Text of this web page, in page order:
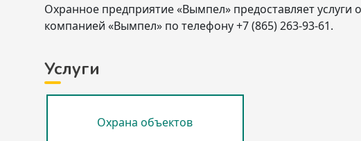
Охранное предприятие «Вымпел» предоставляет
компанией «Вымпел» по телефону +7 (865) 263-93-61.
Услуги
Охрана объектов